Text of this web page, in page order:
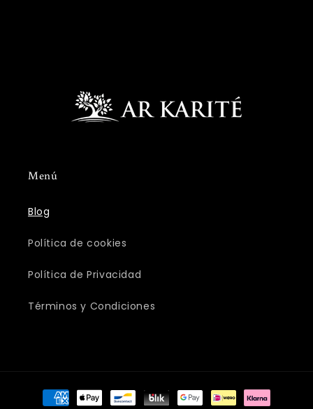
Menú
Blog
Política de cookies
Política de Privacidad
Términos y Condiciones
Formas